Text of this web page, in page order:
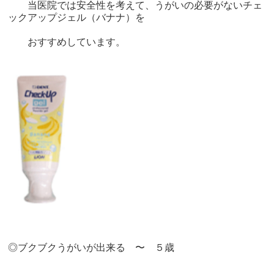
当医院では安全性を考えて、うがいの必要がないチェ
ックアップジェル（バナナ）を
おすすめしています。
◎ブクブクうがいが出来る 〜 ５歳